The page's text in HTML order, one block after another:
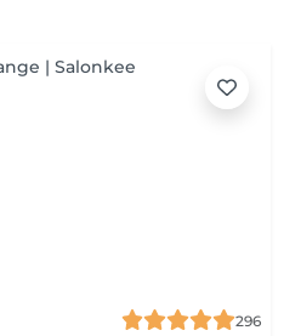
296